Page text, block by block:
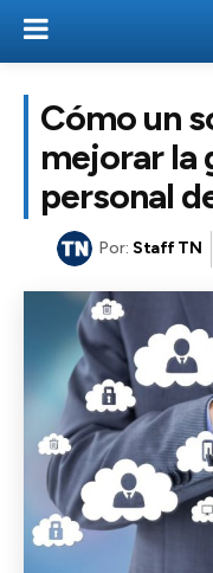
Cómo un
mejorar la
personal
Por: Staff TN